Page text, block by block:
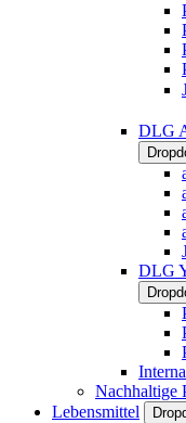
DLG
DLG
Nachhaltige
Lebensmittel